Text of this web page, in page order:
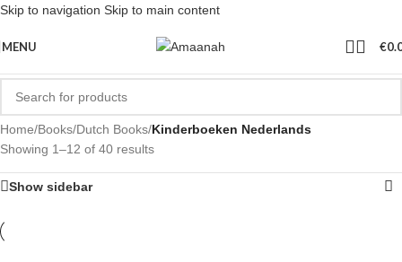
Skip to navigation Skip to main content
MENU €
Home/Books/Dutch Books/Kinderboeken Nederlands
Showing 1–12 of 40 results
Show sidebar